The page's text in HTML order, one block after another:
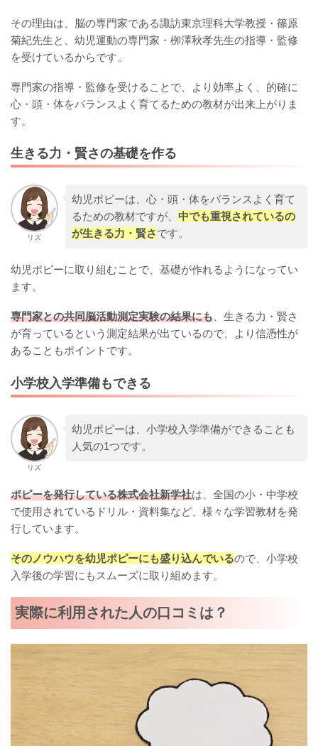
その理由は、脳の専門家である諏訪東京理科大学教授・篠原
菊紀先生と、幼児運動の専門家・栁澤秋孝先生の指導・監修
を受けているからです。
専門家の指導・監修を受けることで、より効率よく、的確に
心・頭・体をバランスよく育てるための教材が出来上がりま
す。
生きる力・賢さの基礎を作る
リズ
幼児ポピーは、心・頭・体をバランスよく育て
るための教材ですが、 中でも重視されているの
が生きる力・賢さです。
幼児ポピーに取り組むことで、基礎が作れるようになってい
ます。
専門家との共同脳活動測定実験の結果にも 、生きる力・賢さ
が育っているという測定結果が出ているので、より信憑性が
あることもポイントです。
小学校入学準備もできる
リズ
幼児ポピーは、小学校入学準備ができることも
人気の1つです。
ポピーを発行している株式会社新学社は、全国の小・中学校
で使用されているドリル・資料集など、様々な学習教材を発
行しています。
そのノウハウを幼児ポピーにも盛り込んでいるので、小学校
入学後の学習にもスムーズに取り組めます。
実際に利用された人の口コミは？